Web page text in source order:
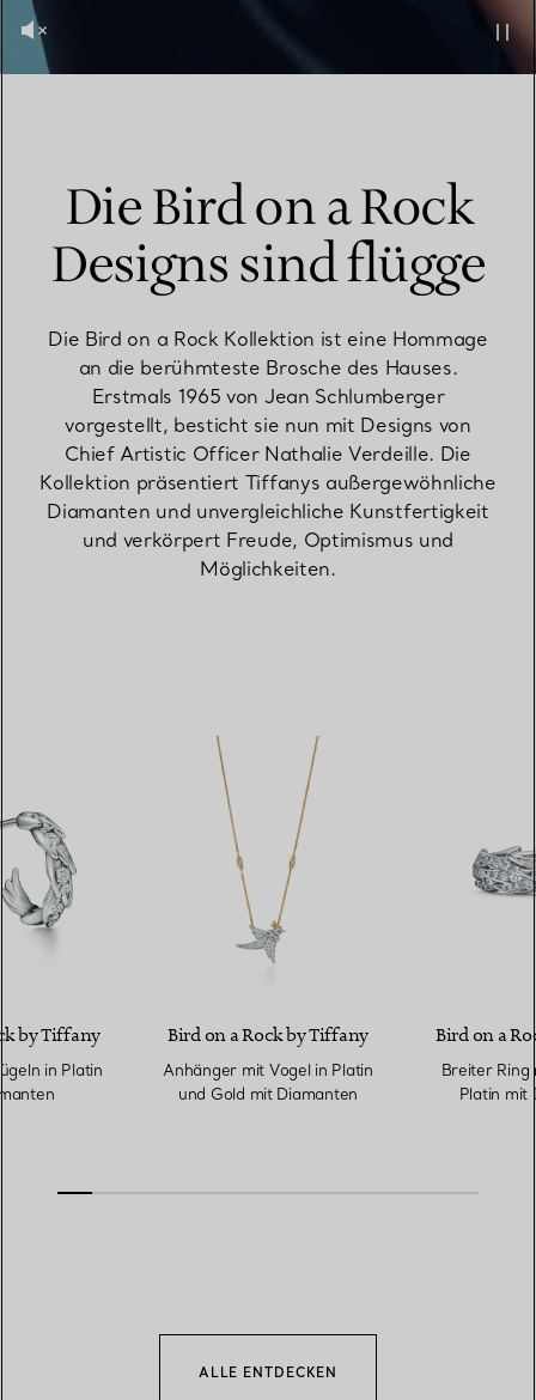
Die Bird on a Rock
Designs sind flügge
Die Bird on a Rock Kollektion ist eine Hommage
an die berühmteste Brosche des Hauses.
Erstmals 1965 von Jean Schlumberger
vorgestellt, besticht sie nun mit Designs von
Chief Artistic Officer Nathalie Verdeille. Die
Kollektion präsentiert Tiffanys außergewöhnliche
Diamanten und unvergleichliche Kunstfertigkeit
und verkörpert Freude, Optimismus und
Möglichkeiten.
by Tiffany
in Platin
Bird on a Rock by Tiffany
Anhänger mit Vogel in Platin
und Gold mit Diamanten
Bird on a
Breiter Ring
Platin mit
ALLE ENTDECKEN